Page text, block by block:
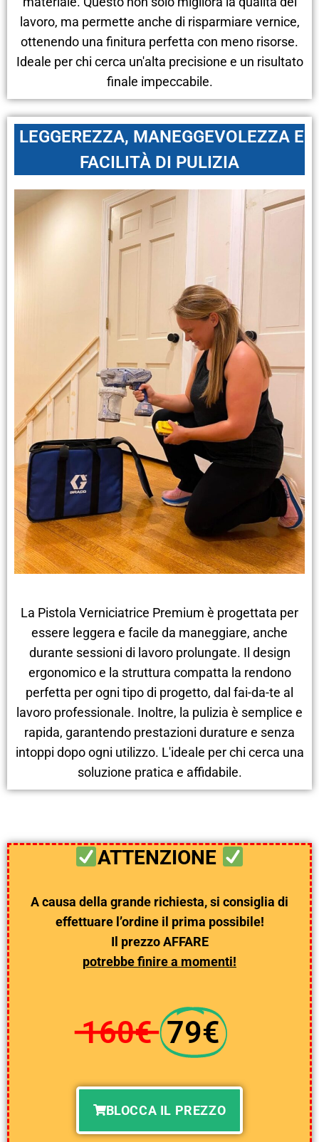
lavoro, ma permette anche di risparmiare vernice,
ottenendo una finitura perfetta con meno risorse.
Ideale per chi cerca un'alta precisione e un risultato
finale impeccabile.
LEGGEREZZA, MANEGGEVOLEZZA E
FACILITÀ DI PULIZIA
La Pistola Verniciatrice Premium è progettata per
essere leggera e facile da maneggiare, anche
durante sessioni di lavoro prolungate. Il design
ergonomico e la struttura compatta la rendono
perfetta per ogni tipo di progetto, dal fai-da-te al
lavoro professionale. Inoltre, la pulizia è semplice e
rapida, garantendo prestazioni durature e senza
intoppi dopo ogni utilizzo. L'ideale per chi cerca una
soluzione pratica e affidabile.
ATTENZIONE
A causa della grande richiesta, si consiglia di
effettuare l’ordine il prima possibile!
Il prezzo AFFARE
potrebbe finire a momenti!
160€ 79€
BLOCCA IL PREZZO